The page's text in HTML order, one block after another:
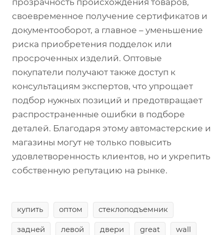
прозрачность происхождения товаров,
своевременное получение сертификатов и
документооборот, а главное – уменьшение
риска приобретения подделок или
просроченных изделий. Оптовые
покупатели получают также доступ к
консультациям экспертов, что упрощает
подбор нужных позиций и предотвращает
распространенные ошибки в подборе
деталей. Благодаря этому автомастерские и
магазины могут не только повысить
удовлетворенность клиентов, но и укрепить
собственную репутацию на рынке.
купить оптом стеклоподъемник
задней левой двери great wall